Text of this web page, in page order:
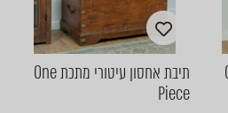
תיבת אחסון עיטורי מתכת One
Piece